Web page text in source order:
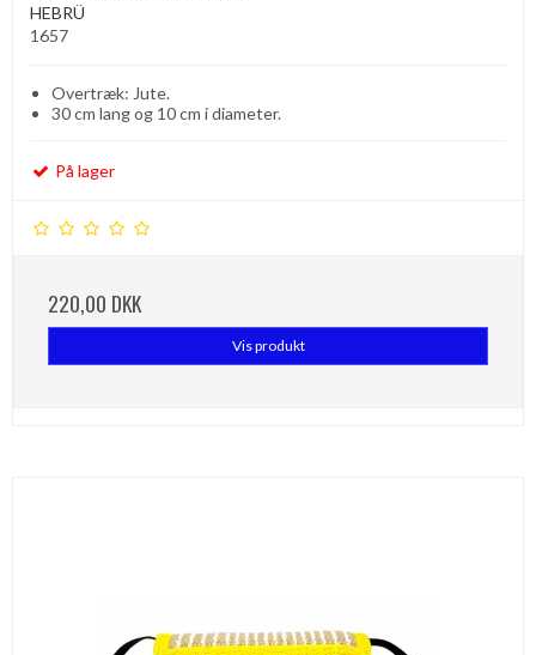
HEBRÜ
1657
Overtræk: Jute.
30 cm lang og 10 cm i diameter.
På lager
220,00 DKK
Vis produkt